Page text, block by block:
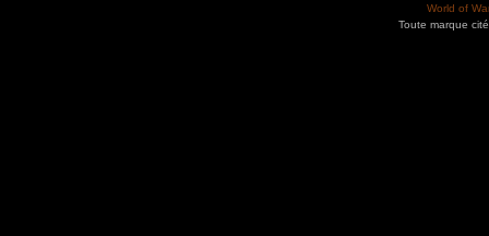
World of
Toute marque